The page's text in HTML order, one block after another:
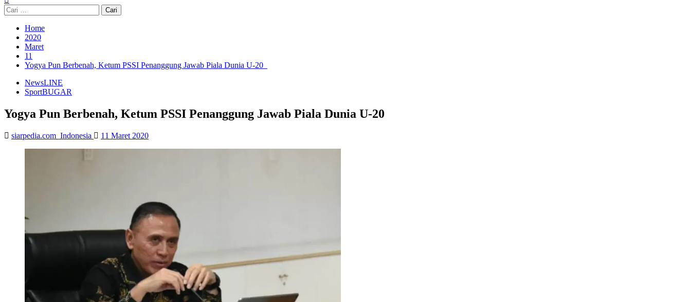
Cari
untuk:
Home
2020
Maret
11
Yogya Pun Berbenah, Ketum PSSI Penanggung Jawab Piala Dunia U-20
NewsLINE
SportBUGAR
Yogya Pun Berbenah, Ketum PSSI Penanggung Jawab Piala Dunia U-20
siarpedia.com_Indonesia 11 Maret 2020